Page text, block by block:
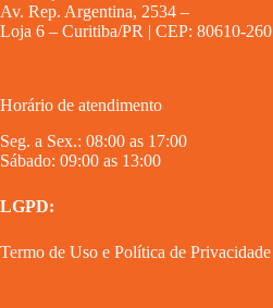
Av. Rep. Argentina, 2534 –
Loja 6 – Curitiba/PR | CEP: 80610-260
Horário de atendimento
Seg. a Sex.: 08:00 as 17:00
Sábado: 09:00 as 13:00
LGPD:
Termo de Uso e Política de Privacidade